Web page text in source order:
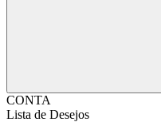
CONTA
Lista de Desejos